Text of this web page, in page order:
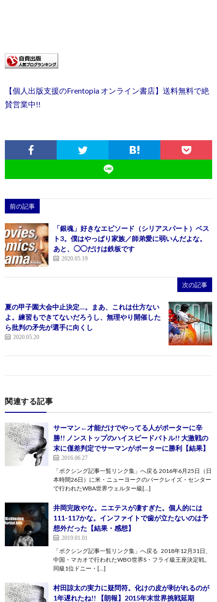
【個人出版支援のFrentopia オンライン書店】送料無料で絶
賛営業中!!
前の記事
「銀魂」好きなエピソード（シリアスパート）ベス
ト3。僕はやっぱり家族／師弟愛に弱いんだよな。
あと、◯◯だけは鉄板です
2020.05.19
次の記事
夏の甲子園大会中止決定…。まあ、これは仕方ない
よ。練習もできてないだろうし、無理やり開催した
ら批判の矛先が選手に向くし
2020.05.20
関連する記事
サーマン←才能だけでやってる人がポーターに辛
勝!! ノンストップのハイスピードバトル!! 大激戦の
末に僅差判定でサーマンがポーターに勝利【結果】
2016.06.27
「ボクシング記事一覧リンク集」へ戻る 2016年6月25日（日
本時間26日）に米・ニューヨークのバークレイズ・センター
で行われたWBA世界ウェルター級[…]
井岡完敗やな。ニエテスが凄すぎた。個人的には
111-117かな。インファイトで歯が立たないのは予
想外だった【結果・感想】
2019.01.01
「ボクシング記事一覧リンク集」へ戻る 2018年12月31日、
中国・マカオで行われたWBO世界S・フライ級王座決定戦。
同級1位ドニー・[…]
村田諒太の実力に疑問符。化けの皮が剥がれるのが
1年遅れたね!! 【朗報】2015年末世界挑戦延期